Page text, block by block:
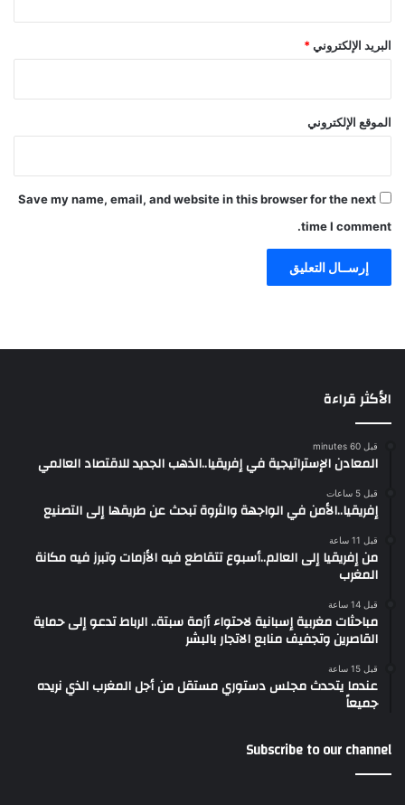
البريد الإلكتروني*
الموقع الإلكتروني
Save my name, email, and website in this browser for the next
time I comment.
الأكثر قراءة
قبل 60 minutes
المعادن الإستراتيجية في إفريقيا..الذهب الجديد للاقتصاد العالمي
قبل 5 ساعات
إفريقيا..الأمن في الواجهة والثروة تبحث عن طريقها إلى التصنيع
قبل 11 ساعة
من إفريقيا إلى العالم..أسبوع تتقاطع فيه الأزمات وتبرز فيه مكانة
المغرب
قبل 14 ساعة
مباحثات مغربية إسبانية لاحتواء أزمة سبتة.. الرباط تدعو إلى حماية
القاصرين وتجفيف منابع الاتجار بالبشر
قبل 15 ساعة
عندما يتحدث مجلس دستوري مستقل من أجل المغرب الذي نريده
جميعاً
Subscribe to our channel